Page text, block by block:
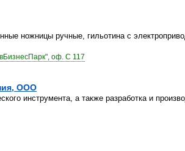
ножницы ручные, гильотина с
оф. С 117
ООО
инструмента, а также разработка и